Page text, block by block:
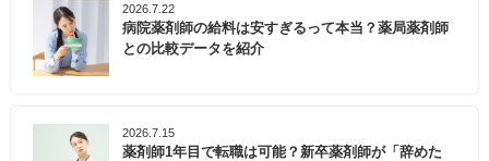
2026.7.22
病院薬剤師の給料は安すぎるって本当？薬局薬剤師
との比較データを紹介
2026.7.15
薬剤師1年目で転職は可能？新卒薬剤師が「辞めた